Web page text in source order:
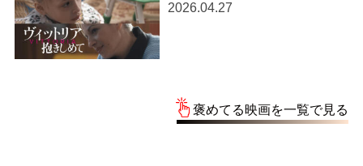
2026.04.27
褒めてる映画を一覧で見る